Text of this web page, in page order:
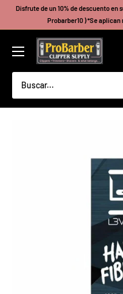
contenido
Disfrute de un 10% de descuento en
Probarber10 ) *Se
Probarberclippersupply